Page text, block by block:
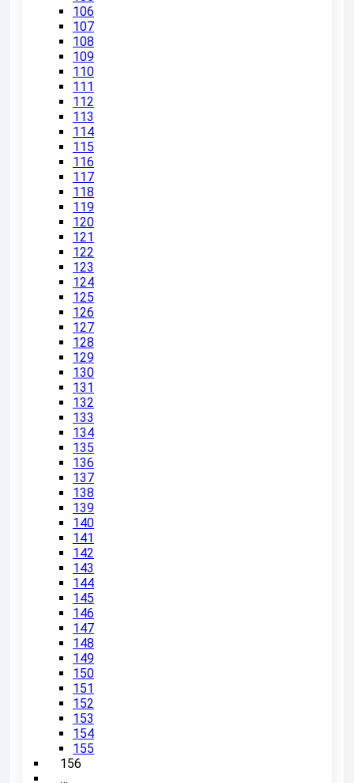
106
107
108
109
110
111
112
113
114
115
116
117
118
119
120
121
122
123
124
125
126
127
128
129
130
131
132
133
134
135
136
137
138
139
140
141
142
143
144
145
146
147
148
149
150
151
152
153
154
155
156
…